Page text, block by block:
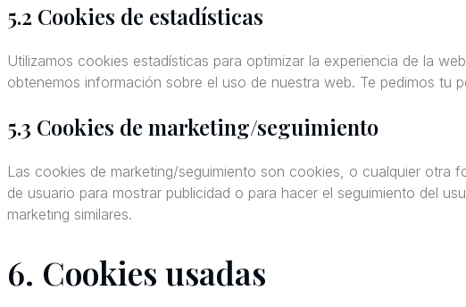
5.2 Cookies de estadísticas
Utilizamos cookies estadísticas para optimizar la experiencia de la
obtenemos información sobre el uso de nuestra web. Te pedimos tu
5.3 Cookies de marketing/seguimiento
Las cookies de marketing/seguimiento son cookies, o cualquier otra
de usuario para mostrar publicidad o para hacer el seguimiento del
marketing similares.
6. Cookies usadas